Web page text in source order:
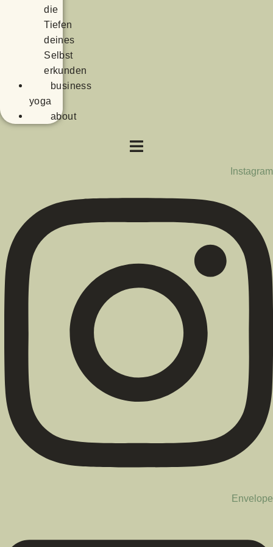
die
Tiefen
deines
Selbst
erkunden
business
yoga
about
Instagram
Envelope